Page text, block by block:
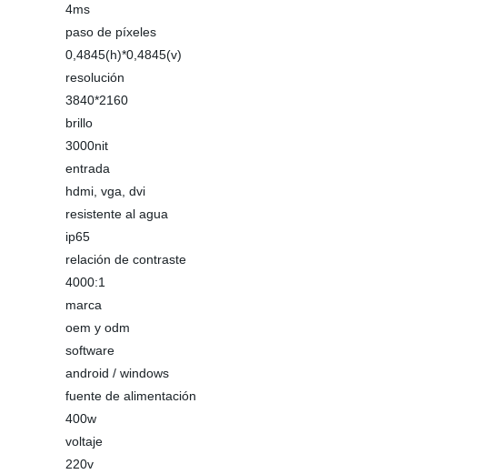
4ms
paso de píxeles
0,4845(h)*0,4845(v)
resolución
3840*2160
brillo
3000nit
entrada
hdmi, vga, dvi
resistente al agua
ip65
relación de contraste
4000:1
marca
oem y odm
software
android / windows
fuente de alimentación
400w
voltaje
220v